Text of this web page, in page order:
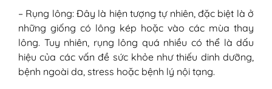
– Rụng lông: Đây là hiện tượng tự nhiên, đặc biệt là ở
những giống có lông kép hoặc vào các mùa thay
lông. Tuy nhiên, rụng lông quá nhiều có thể là dấu
hiệu của các vấn đề sức khỏe như thiếu dinh dưỡng,
bệnh ngoài da, stress hoặc bệnh lý nội tạng.